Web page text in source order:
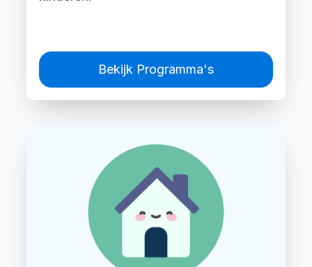
Bekijk Programma's